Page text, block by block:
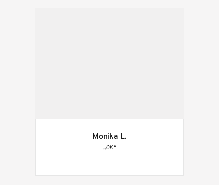
Monika L.
„OK“